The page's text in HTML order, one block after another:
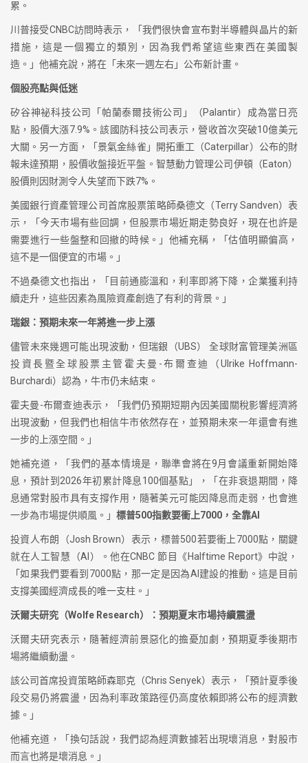
累。
川普接受CNBC訪問時表示，「我們很快會宣布對半導體與晶片的新
措施，這是一個獨立的類別，因為我們希望這些東西在美國製
造。」他補充說，將在「未來一週左右」公布新計畫。
個股亮點與低迷
矽谷神祕科技公司「帕蘭泰爾技術公司」（Palantir）成為當日亮
點，股價大漲7.9%。該國防科技公司表示，營收首次突破10億美元
大關。另一方面，「景氣金絲雀」開拓重工（Caterpillar）公布的財
報未達預期，股價收盤接近平盤。智慧動力管理公司伊頓（Eaton）
股價則因財測令人失望而下跌7%。
美國銀行資產管理公司首席股票策略師桑德文（Terry Sandven）表
示，「今天市場有些回調，但股票市場近期走勢良好，現在也許是
需要進行一些盤整和回撤的時候。」他補充稱，「估值明顯偏高，
這不是一個便宜的市場。」
不過桑德文也指出，「目前通膨溫和，利率即將下降，企業獲利持
續走升，這些因素為風險資產創造了有利的背景。」
瑞銀：預期未來一年將進一步上漲
儘管未來幾週可能出現波動，但瑞銀（UBS） 全球財富管理美洲區
投資長暨全球股票主管霍夫曼-布爾查迪（Ulrike Hoffmann-
Burchardi）認為，牛市仍未結束。
霍夫曼-布爾查迪表示，「我們仍預期短期內因美國關稅影響經濟將
出現波動，但我們也相信牛市依然存在，並預期未來一年還會有進
一步的上漲空間。」
她補充道，「我們的基本情境是，聯準會將在9月會議重新開始降
息，預計到2026年初累計降息100個基點」，「在非衰退期間，降
息通常對股市具有支撐作用，隨著美元可能因降息而走弱，也會進
一步為市場提供順風。」 標普500指數要衝上7000，全靠AI
投資人布朗（Josh Brown）表示，標普500若要衝上7000點，關鍵
就在人工智慧（AI）。他在CNBC 節目《Halftime Report》中說，
「如果我們要看到7000點，那一定是因為AI建設的推動。這是目前
支撐美國經濟成長的唯一支柱。」
沃爾夫研究（Wolfe Research）：預期夏末市場持續震盪
沃爾夫研究表示，隨著經濟前景惡化的擔憂加劇，預期夏季後期市
場將繼續動盪。
該公司首席投資策略師森耶克（Chris Senyek）表示，「預計夏季後
段交易仍將震盪，因為利率政策路徑仍高度依賴即將公布的經濟數
據。」
他補充道，「換句話說，我們認為經濟數據若出現壞消息，對股市
而言也將是壞消息。」